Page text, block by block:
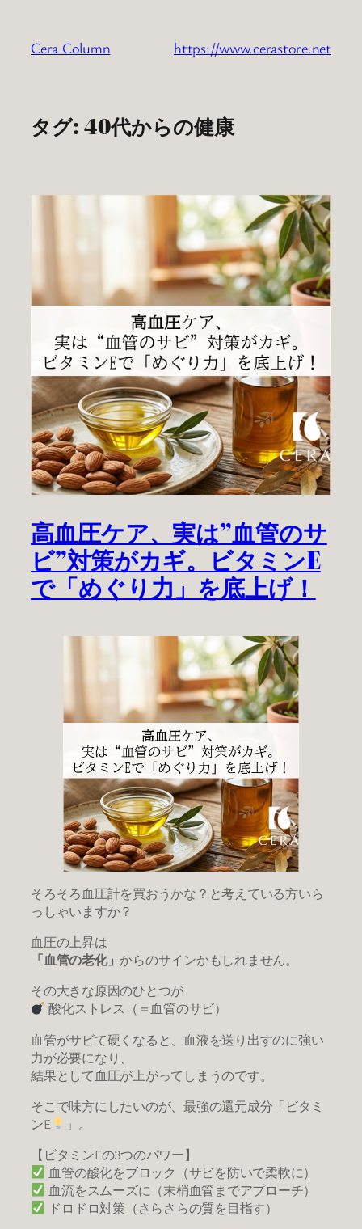
Cera Column https://www.cerastore.net
タグ:40代からの健康
高血圧ケア、実は”血管のサ
ビ”対策がカギ。ビタミンE
で「めぐり力」を底上げ！
そろそろ血圧計を買おうかな？と考えている方いら
っしゃいますか？
血圧の上昇は
「血管の老化」 からのサインかもしれません。
その大きな原因のひとつが
酸化ストレス（＝血管のサビ）
血管がサビて硬くなると、血液を送り出すのに強い
力が必要になり、
結果として血圧が上がってしまうのです。
そこで味方にしたいのが、最強の還元成分「ビタミ
ンE
」。
【ビタミンEの3つのパワー】
血管の酸化をブロック（サビを防いで柔軟に）
血流をスムーズに（末梢血管までアプローチ）
ドロドロ対策（さらさらの質を目指す）